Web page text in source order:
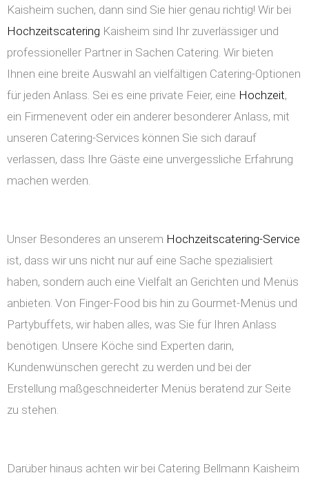
Kaisheim suchen, dann sind Sie hier genau richtig! Wir bei
Hochzeitscatering Kaisheim sind Ihr zuverlässiger und
professioneller Partner in Sachen Catering. Wir bieten
Ihnen eine breite Auswahl an vielfältigen Catering-Optionen
für jeden Anlass. Sei es eine private Feier, eine Hochzeit,
ein Firmenevent oder ein anderer besonderer Anlass, mit
unseren Catering-Services können Sie sich darauf
verlassen, dass Ihre Gäste eine unvergessliche Erfahrung
machen werden.
Unser Besonderes an unserem Hochzeitscatering-Service
ist, dass wir uns nicht nur auf eine Sache spezialisiert
haben, sondern auch eine Vielfalt an Gerichten und Menüs
anbieten. Von Finger-Food bis hin zu Gourmet-Menüs und
Partybuffets, wir haben alles, was Sie für Ihren Anlass
benötigen. Unsere Köche sind Experten darin,
Kundenwünschen gerecht zu werden und bei der
Erstellung maßgeschneiderter Menüs beratend zur Seite
zu stehen.
Darüber hinaus achten wir bei Catering Bellmann Kaisheim